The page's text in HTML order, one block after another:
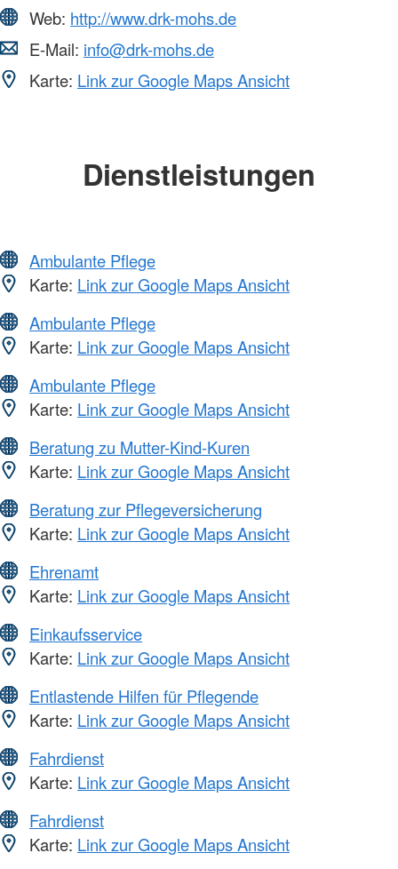
Web: http://www.drk-mohs.de
E-Mail: info@drk-mohs.de
Karte: Link zur Google Maps Ansicht
Dienstleistungen
Ambulante Pflege
Karte: Link zur Google Maps Ansicht
Ambulante Pflege
Karte: Link zur Google Maps Ansicht
Ambulante Pflege
Karte: Link zur Google Maps Ansicht
Beratung zu Mutter-Kind-Kuren
Karte: Link zur Google Maps Ansicht
Beratung zur Pflegeversicherung
Karte: Link zur Google Maps Ansicht
Ehrenamt
Karte: Link zur Google Maps Ansicht
Einkaufsservice
Karte: Link zur Google Maps Ansicht
Entlastende Hilfen für Pflegende
Karte: Link zur Google Maps Ansicht
Fahrdienst
Karte: Link zur Google Maps Ansicht
Fahrdienst
Karte: Link zur Google Maps Ansicht